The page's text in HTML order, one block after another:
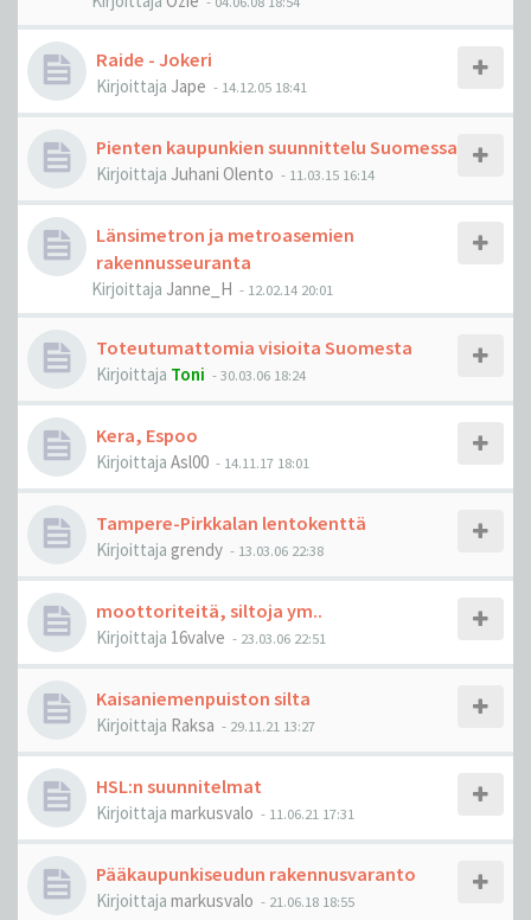
Raide - Jokeri
Kirjoittaja Jape - 14.12.05 18:41
Pienten kaupunkien suunnittelu Suomessa
Kirjoittaja Juhani Olento - 11.03.15 16:14
Länsimetron ja metroasemien
rakennusseuranta
Kirjoittaja Janne_H - 12.02.14 20:01
Toteutumattomia visioita Suomesta
Kirjoittaja Toni -30.03.06 18:24
Kera, Espoo
Kirjoittaja Asl00 - 14.11.17 18:01
Tampere-Pirkkalan lentokenttä
Kirjoittaja grendy - 13.03.06 22:38
moottoriteitä, siltoja ym..
Kirjoittaja 16valve - 23.03.06 22:51
Kaisaniemenpuiston silta
Kirjoittaja Raksa - 29.11.21 13:27
HSL:n suunnitelmat
Kirjoittaja markusvalo - 11.06.21 17:31
Pääkaupunkiseudun rakennusvaranto
Kirjoittaja markusvalo - 21.06.18 18:55